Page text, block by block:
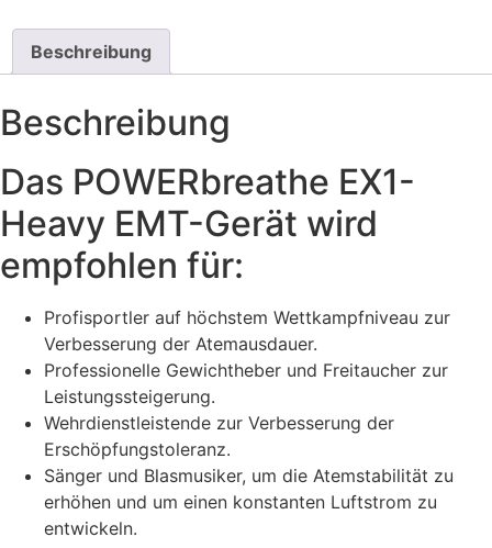
Beschreibung
Beschreibung
Das POWERbreathe EX1-
Heavy EMT-Gerät wird
empfohlen für:
Profisportler auf höchstem Wettkampfniveau zur
Verbesserung der Atemausdauer.
Professionelle Gewichtheber und Freitaucher zur
Leistungssteigerung.
Wehrdienstleistende zur Verbesserung der
Erschöpfungstoleranz.
Sänger und Blasmusiker, um die Atemstabilität zu
erhöhen und um einen konstanten Luftstrom zu
entwickeln.